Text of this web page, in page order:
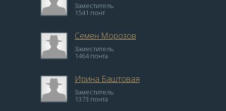
Заместитель
1541 понт
Семен Морозов
Заместитель
1464 понта
Ирина Баштовая
Заместитель
1373 понта